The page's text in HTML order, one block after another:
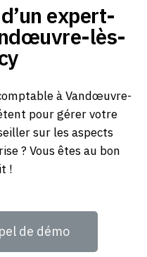
expert-
lès-
à Vandœuvre-
pour gérer votre
sur les aspects
? Vous êtes au bon
!
de démo